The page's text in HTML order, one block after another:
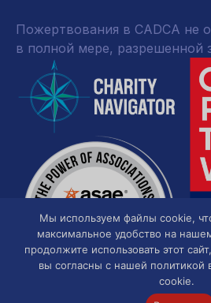
Пожертвования в CADCA не
в полной мере, разрешенной
Мы используем файлы cookie,
максимальное удобство на
продолжите использовать этот
вы согласны с нашей политикой
cookie.